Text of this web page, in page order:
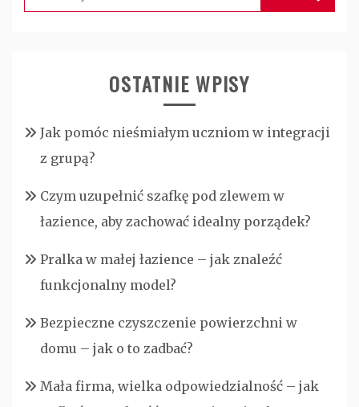
OSTATNIE WPISY
Jak pomóc nieśmiałym uczniom w integracji
z grupą?
Czym uzupełnić szafkę pod zlewem w
łazience, aby zachować idealny porządek?
Pralka w małej łazience – jak znaleźć
funkcjonalny model?
Bezpieczne czyszczenie powierzchni w
domu – jak o to zadbać?
Mała firma, wielka odpowiedzialność – jak